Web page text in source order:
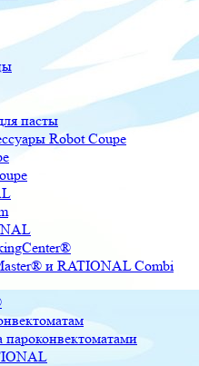
пасты
Robot Coupe
и RATIONAL Combi
пароконвектоматами